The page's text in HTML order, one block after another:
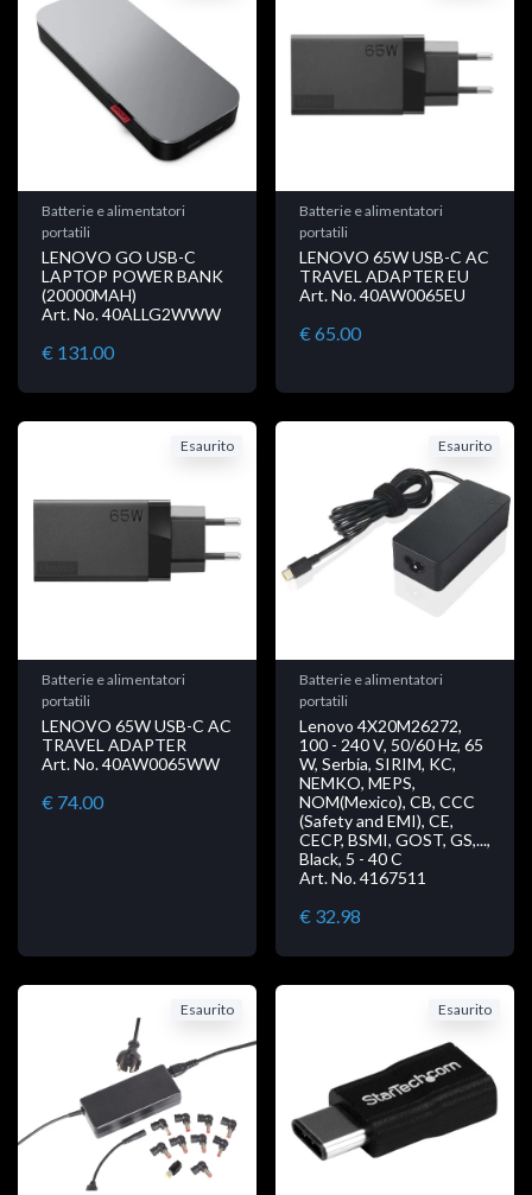
Batterie e alimentatori
portatili
LENOVO GO USB-C
LAPTOP POWER BANK
(20000MAH)
Art. No. 40ALLG2WWW
€ 131.00
Batterie e alimentatori
portatili
LENOVO 65W USB-C AC
TRAVEL ADAPTER EU
Art. No. 40AW0065EU
€ 65.00
Esaurito
Batterie e alimentatori
portatili
LENOVO 65W USB-C AC
TRAVEL ADAPTER
Art. No. 40AW0065WW
€ 74.00
Esaurito
Batterie e alimentatori
portatili
Lenovo 4X20M26272,
100 - 240 V, 50/60 Hz, 65
W, Serbia, SIRIM, KC,
NEMKO, MEPS,
NOM(Mexico), CB, CCC
(Safety and EMI), CE,
CECP, BSMI, GOST, GS,...,
Black, 5 - 40 C
Art. No. 4167511
€ 32.98
Esaurito Esaurito